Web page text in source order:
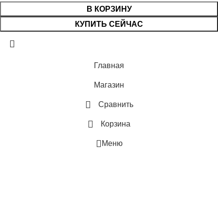
ВЫСОТА ВНУТР. БЛОКА
ВЫСОТА ВНЕШНЕГО БЛОКА
ТЕМПЕРАТУРА ВОЗДУХА ДЛЯ
ВНЕШНЕГО БЛОКА
43
РАБОТАЕТ С HOMMYN
0.246
В КОРЗИНУ
КУПИТЬ СЕЙЧАС
Главная
Магазин
Сравнить
Корзина
Меню